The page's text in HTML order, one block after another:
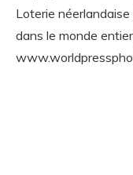
Loterie
dans le monde